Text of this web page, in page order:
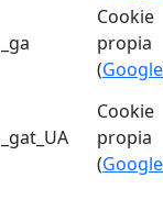
_ga
Cookie
propia
(Google
_gat_UA
Cookie
propia
(Google